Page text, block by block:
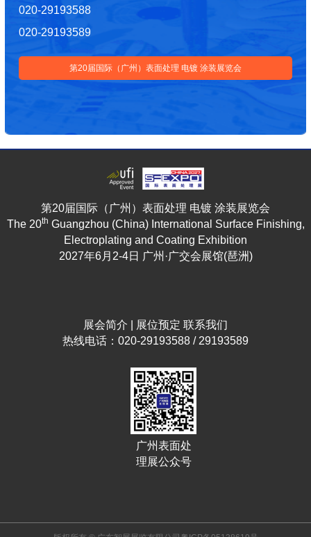
020-29193588
020-29193589
第20届国际（广州）表面处理 电镀 涂装展览会
第20届国际（广州）表面处理 电镀 涂装展览会
The 20th Guangzhou (China) International Surface Finishing,
Electroplating and Coating Exhibition
2027年6月2-4日 广州·广交会展馆(琶洲)
展会简介 展位预定 联系我们
热线电话：020-29193588 / 29193589
广州表面处
理展公众号